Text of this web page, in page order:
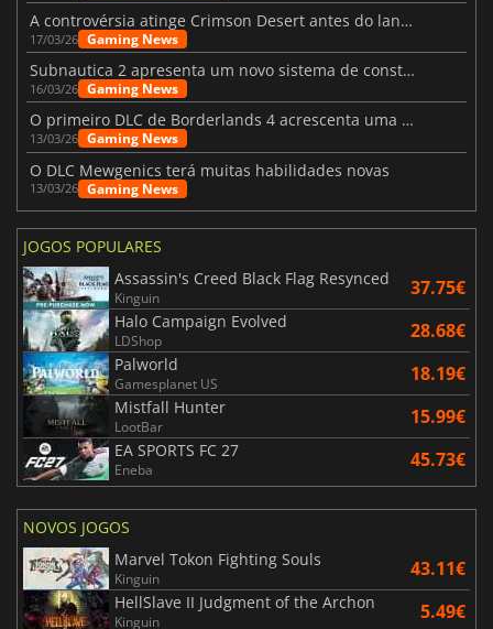
A controvérsia atinge Crimson Desert antes do lançamento
17/03/26 Gaming News
Subnautica 2 apresenta um novo sistema de construção de bases
16/03/26 Gaming News
O primeiro DLC de Borderlands 4 acrescenta uma nova personagem e muito mais
13/03/26 Gaming News
O DLC Mewgenics terá muitas habilidades novas
13/03/26 Gaming News
JOGOS POPULARES
Assassin's Creed Black Flag Resynced
Kinguin 37.75€
Halo Campaign Evolved
LDShop 28.68€
Palworld
Gamesplanet US 18.19€
Mistfall Hunter
LootBar 15.99€
EA SPORTS FC 27
Eneba 45.73€
NOVOS JOGOS
Marvel Tokon Fighting Souls
Kinguin 43.11€
HellSlave II Judgment of the Archon
Kinguin 5.49€